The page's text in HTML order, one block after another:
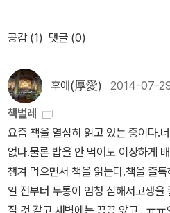
다. “그렇구나. 나는 두 손 가득 또래
짐을 떠맡은 채 심부름에 시달리는 길
무슨 꽃일까. 나중에 우리 마을에서도
어야지.”‘나도 그 말을 거짓말로 만들
2》 78쪽 이날부터 싱글벙글 웃으면
구름바라기에 꽃바라기를 했다. “여
채” 콧노래도 부르며 거닌다. 다만,
에 내려놓지 않는다. 새가 나한테 들
더러 새를 보고 하늘과 땅을 보고 마
스스로 바라보라고 일렀을 뿐, 누구를
절, 2008.《시간을 되돌리고 싶어》(
그림/이정선 옮김, 키위북스,
티나 비외르크 글·레나 안데르손 그
2.10.첫/2016.5.30.26벌
LenaAnderson (1985년)글 : 숲노
다. 《풀꽃나무 들숲노래 동시 따라쓰
은책집을 보았습니다》, 《우리말꽃》,
숲마실》, 《우리말 수수께끼 동시》,
이나 바다에서 스스로 살림을 펴는
도 ‘공모전 참가금지’이고.#아빠의
나무 들숲노래 동시 따라쓰기》, 《새
세대를 위한 우리말과 문해력》, 《들
보았습니다》, 《우리말꽃》, 《쉬운 말이
《우리말 수수께끼 동시》, 《시골에서
음 읽기》을 썼다.
얼마 들지 않는다. 힘을 다하였으니
또 세 사람이 등허리를 꾹꾹 밟고 주
이튿날에는 나래터를 다녀올 만하리
랜만에 들춘다. 아이들하고 새롭게 읽
리라든지 두 아이가 나아가려는 새길
응어리와 실타래를 풀어가는 길은 눈
이와 어른 모두한테 이바지할 만하다
바다에서 고요히 살림을 짓는 하루를
속극’일 수 있다. 살림씨앗이나 살림
울 만하다. 그러고 보니, 네덜란드말
공감 (1) 댓글 (0)
후애(厚愛) 2014-07-
책벌레
요즘 책을 열심히 읽고 있는 중이다.
없다.물론 밥을 안 먹어도 이상하게
챙겨 먹으면서 책을 읽는다.책을 즐
일 전부터 두통이 엄청 심해서고생을
질 것 같고 새벽에는 끙끙 앓고...ㅠ